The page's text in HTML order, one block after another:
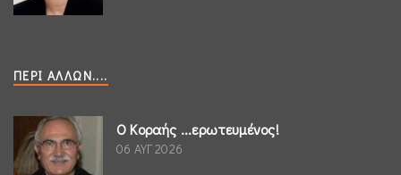
ΠΕΡΊ ΆΛΛΩΝ....
Ο Κοραής ...ερωτευμένος!
06 ΑΥΓ 2026